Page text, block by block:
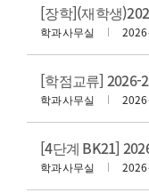
학과사무실
학과사무실
학과사무실